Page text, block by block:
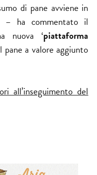
di pane avviene in
– ha commentato il
nuova ‘piattaforma
a valore aggiunto
all’inseguimento del